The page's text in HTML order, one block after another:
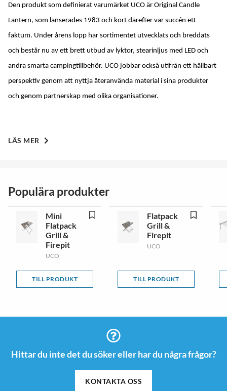
Den produkt som definierat varumärket UCO är Original Candle
Lantern, som lanserades 1983 och kort därefter var succén ett
faktum. Under årens lopp har sortimentet utvecklats och breddats
och består nu av ett brett utbud av lyktor, stearinljus med LED och
andra smarta campingtillbehör. UCO jobbar också utifrån ett hållbart
perspektiv genom att nyttja återanvända material i sina produkter
och genom partnerskap med olika organisationer.
LÄS MER
Populära produkter
Mini
Flatpack
Grill &
Firepit
UCO
TILL PRODUKT
Flatpack
Grill &
Firepit
UCO
TILL PRODUKT
Hittar du inte det du söker eller har du några frågor?
KONTAKTA OSS